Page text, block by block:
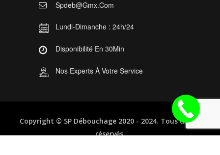
Spdeb@gmx.com
Lundi-Dimanche : 24h/24
Disponibilité En 30Min
Nos Experts À Votre Service
Copyright © SP Débouchage 2020 - 2024. Tous droits
réservés.